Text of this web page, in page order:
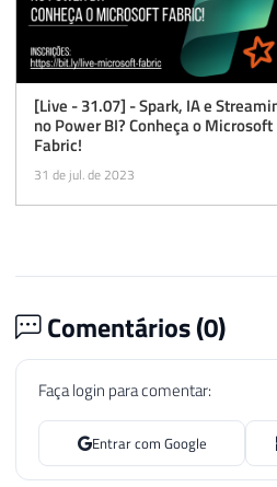
[Live - 31.07] - Spark, IA e
no Power BI? Conheça o Microsoft
Fabric!
31 de jul. de 2023
Comentários (0)
Faça login para comentar:
Entrar com Google